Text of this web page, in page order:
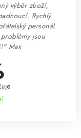
výběr zboží,
Rychlý
personál.
jsou
Max